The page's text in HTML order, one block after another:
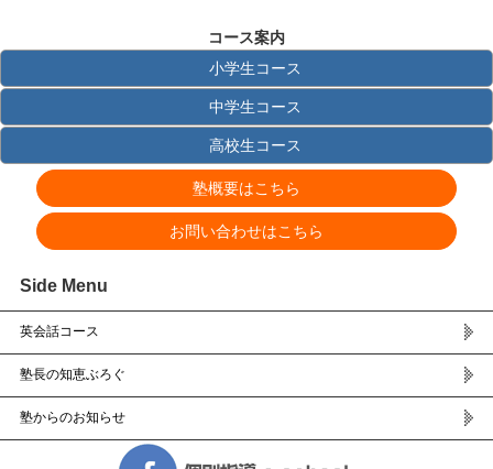
コース案内
小学生コース
中学生コース
高校生コース
塾概要はこちら
お問い合わせはこちら
Side Menu
英会話コース
塾長の知恵ぶろぐ
塾からのお知らせ